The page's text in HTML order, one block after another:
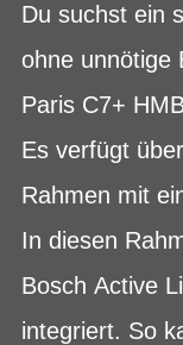
Du suchst ein
ohne unnötige
Paris C7+
Es verfügt
Rahmen mit
In diesen
Bosch Active
integriert. So